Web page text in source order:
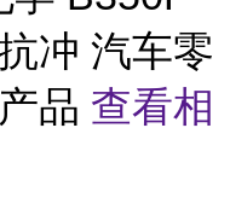
冲 汽车零
品 查看相